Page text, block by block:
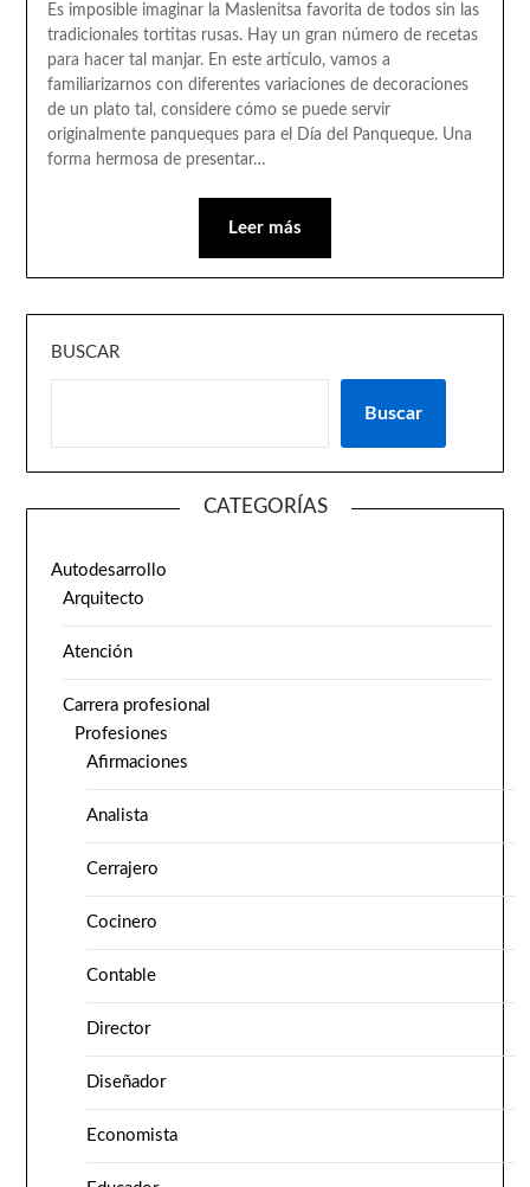
Es imposible imaginar la Maslenitsa favorita de todos sin las
tradicionales tortitas rusas. Hay un gran número de recetas
para hacer tal manjar. En este artículo, vamos a
familiarizarnos con diferentes variaciones de decoraciones
de un plato tal, considere cómo se puede servir
originalmente panqueques para el Día del Panqueque. Una
forma hermosa de presentar…
Leer más
BUSCAR
Buscar
CATEGORÍAS
Autodesarrollo
Arquitecto
Atención
Carrera profesional
Profesiones
Afirmaciones
Analista
Cerrajero
Cocinero
Contable
Director
Diseñador
Economista